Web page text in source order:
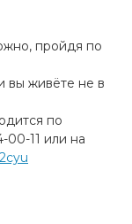
пройдя по
вы живёте не в
по
00-11 или на